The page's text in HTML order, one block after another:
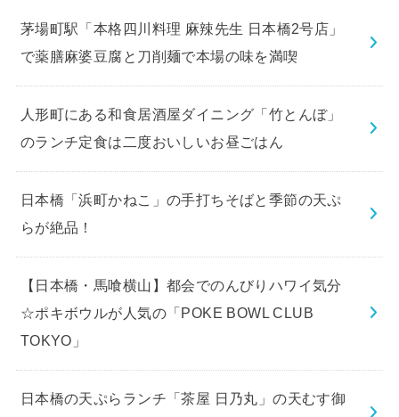
茅場町駅「本格四川料理 麻辣先生 日本橋2号店」
で薬膳麻婆豆腐と刀削麺で本場の味を満喫
人形町にある和食居酒屋ダイニング「竹とんぼ」
のランチ定食は二度おいしいお昼ごはん
日本橋「浜町かねこ」の手打ちそばと季節の天ぷ
らが絶品！
【日本橋・馬喰横山】都会でのんびりハワイ気分
☆ポキボウルが人気の「POKE BOWL CLUB
TOKYO」
日本橋の天ぷらランチ「茶屋 日乃丸」の天むす御